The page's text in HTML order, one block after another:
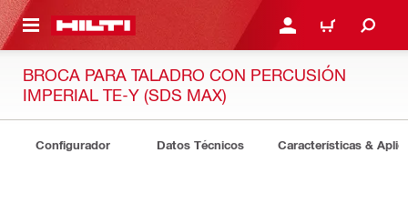
PRINCIPAL INICIE SESIÓN O
CARRITO
BROCA PARA TALADRO CON PERCUSIÓN
IMPERIAL TE-Y (SDS MAX)
Configurador Datos Técnicos Características &